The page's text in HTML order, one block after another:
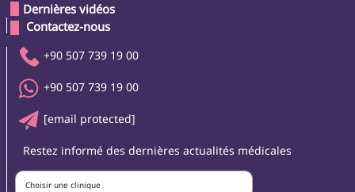
Dernières vidéos
Contactez-nous
+90 507 739 19 00
+90 507 739 19 00
[email protected]
Restez informé des dernières actualités médicales
Choisir une clinique